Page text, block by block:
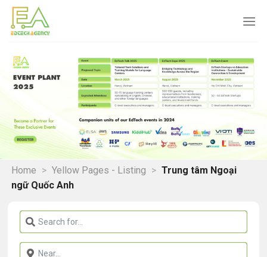
Skip
content
Home > Yellow Pages - Listing > Trung tâm Ngoại
ngữ Quốc Anh